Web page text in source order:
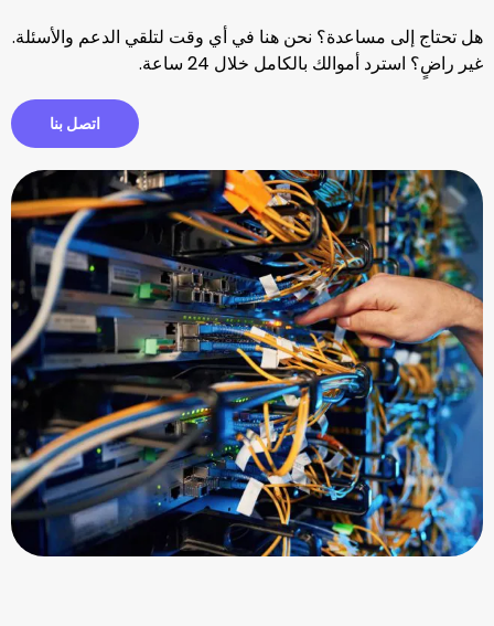
نحن هنا في أي وقت لتلقي الدعم والأسئلة.
بالكامل خلال 24 ساعة.